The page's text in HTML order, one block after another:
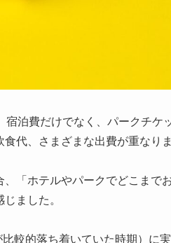
宿泊費だけでなく、パークチケ
代、さまざまな出費が重なりま
「ホテルやパークでどこまで
ました。
較的落ち着いていた時期）に